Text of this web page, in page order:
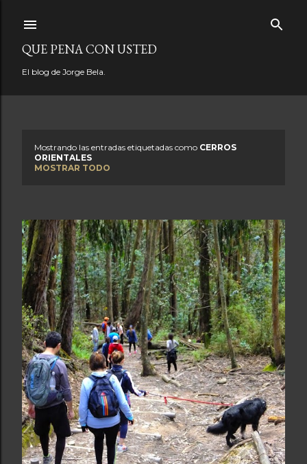
QUE PENA CON USTED
El blog de Jorge Bela.
t
r
a
d
a
s
Mostrando las entradas etiquetadas como CERROS
ORIENTALES
MOSTRAR TODO